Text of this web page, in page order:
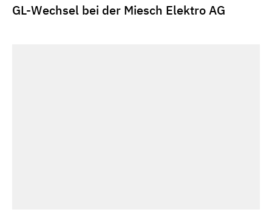
GL-Wechsel bei der Miesch Elektro AG